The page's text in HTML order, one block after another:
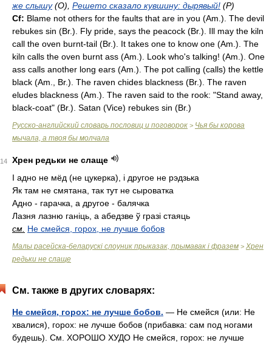
же слышу(O), Решето сказало кувшину: дырявый! (P)
Cf: Blame not others for the faults that are in you (Am. ). The devil
rebukes sin (Br.). Fly pride, says the peacock (Br.). Ill may the kiln
call the oven burnt-tail (Br.). It takes one to know one (Am. ). The
kiln calls the oven burnt ass (Am. ). Look who's talking! (Am. ). One
ass calls another long ears (Am. ). The pot calling (calls) the kettle
black (Am. Br.). The raven chides blackness (Br.). The raven
eludes blackness (Am. ). The raven said to the rook: "Stand away,
black-coat" (Br.). Satan (Vice) rebukes sin (Br.)
Русско-английский словарь пословиц и поговорок > Чья бы корова
мычала, а твоя бы молчала
14
Хрен редьки не слаще
І адно не мёд (не цукерка), і другое не рэдзька
Як там не смятана, так тут не сыроватка
Адно - гарачка, а другое - балячка
Лазня лазню ганіць, а абедзве ў гразі стаяць
см. Не смейся, горох, не лучше бобов
Малы расейска-беларускi слоуник прыказак, прымавак i фразем > Хрен
редьки не слаще
См. также в других словарях:
Не смейся, горох: не лучше бобов. — Не смейся (или: Не
хвалися), горох: не лучше бобов (прибавка: сам под ногами
будешь). См. ХОРОШО ХУДО Не смейся, горох: не лучше